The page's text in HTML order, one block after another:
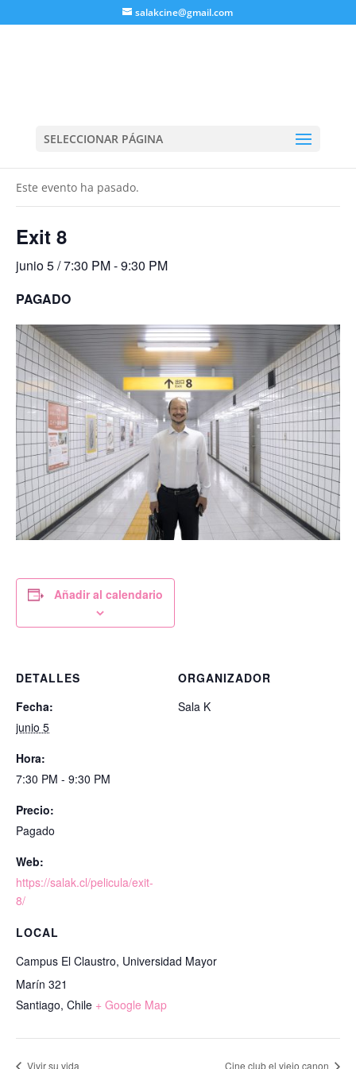
salakcine@gmail.com
SELECCIONAR PÁGINA
« Todos los Eventos
Este evento ha pasado.
Exit 8
junio 5 / 7:30 PM-9:30 PM
PAGADO
Añadir al calendario
DETALLES
Fecha:
junio 5
Hora:
7:30 PM - 9:30 PM
Precio:
Pagado
Web:
https://salak.cl/pelicula/exit-
8/
LOCAL
Campus El Claustro, Universidad Mayor
Marín 321
Santiago, Chile + Google Map
ORGANIZADOR
Sala K
Vivir su vida Cine club el viejo canon